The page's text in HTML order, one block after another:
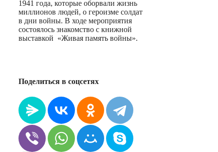
1941 года, которые оборвали жизнь
миллионов людей, о героизме солдат
в дни войны. В ходе мероприятия
состоялось знакомство с книжной
выставкой «Живая память войны».
Поделиться в соцсетях